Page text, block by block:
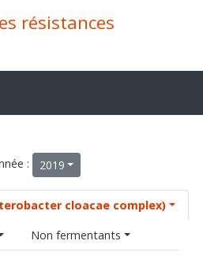
résistances
: 2019
cloacae complex)
Non fermentants